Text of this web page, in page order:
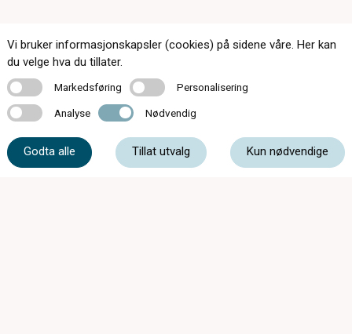
174 butikker over hele landet
Kontakt oss
Om c)optikk
Vi bruker informasjonskapsler (cookies) på sidene våre. Her kan
du velge hva du tillater.
MarkedsføringMarkedsføring PersonaliseringPersonalisering
Analyse Analyse Nødvendig Nødvendig
Godta alle Tillat utvalg Kun nødvendige